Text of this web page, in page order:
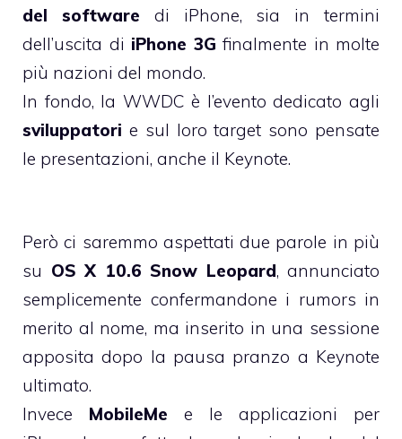
del software di iPhone, sia in termini
dell’uscita di iPhone 3G finalmente in molte
più nazioni del mondo.
In fondo, la WWDC è l’evento dedicato agli
sviluppatori e sul loro target sono pensate
le presentazioni, anche il Keynote.
Però ci saremmo aspettati due parole in più
su OS X 10.6 Snow Leopard, annunciato
semplicemente confermandone i rumors in
merito al nome, ma inserito in una sessione
apposita dopo la pausa pranzo a Keynote
ultimato.
Invece MobileMe e le applicazioni per